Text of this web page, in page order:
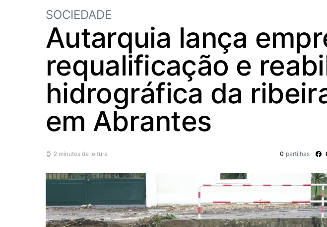
SOCIEDADE
Autarquia lança
requalificação e
hidrográfica da
em Abrantes
2 minutos de leitura 0 partilhas